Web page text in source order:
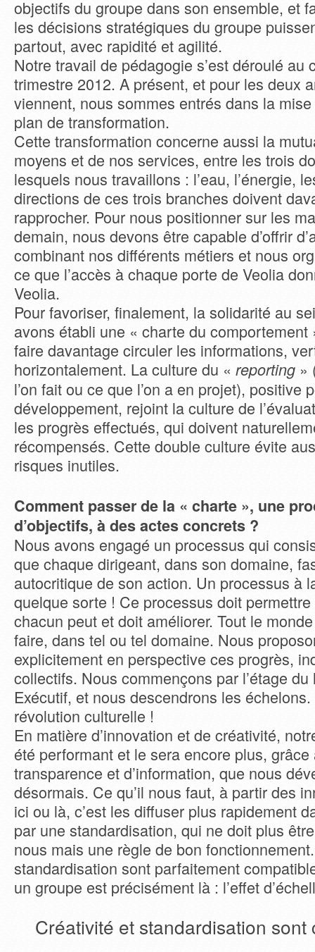
objectifs du groupe dans son ensemble, et
les décisions stratégiques du groupe
partout, avec rapidité et agilité.
Notre travail de pédagogie s’est déroulé au
trimestre 2012. A présent, et pour les deux
viennent, nous sommes entrés dans la
plan de transformation.
Cette transformation concerne aussi la
moyens et de nos services, entre les trois
lesquels nous travaillons : l’eau, l’énergie,
directions de ces trois branches doivent
rapprocher. Pour nous positionner sur les
demain, nous devons être capable d’offrir
combinant nos différents métiers et nous
ce que l’accès à chaque porte de Veolia
Veolia.
Pour favoriser, finalement, la solidarité au
avons établi une « charte du comportement
faire davantage circuler les informations,
horizontalement. La culture du « reporting »
l’on fait ou ce que l’on a en projet), positive
développement, rejoint la culture de
les progrès effectués, qui doivent
récompensés. Cette double culture évite
risques inutiles.
Comment passer de la « charte », une
d’objectifs, à des actes concrets ?
Nous avons engagé un processus qui
que chaque dirigeant, dans son domaine,
autocritique de son action. Un processus à
quelque sorte ! Ce processus doit
chacun peut et doit améliorer. Tout le
faire, dans tel ou tel domaine. Nous
explicitement en perspective ces progrès,
collectifs. Nous commençons par l’étage
Exécutif, et nous descendrons les échelons.
révolution culturelle !
En matière d’innovation et de créativité,
été performant et le sera encore plus,
transparence et d’information, que nous
désormais. Ce qu’il nous faut, à partir des
ici ou là, c’est les diffuser plus rapidement
par une standardisation, qui ne doit plus
nous mais une règle de bon
standardisation sont parfaitement
un groupe est précisément là : l’effet
Créativité et standardisation sont